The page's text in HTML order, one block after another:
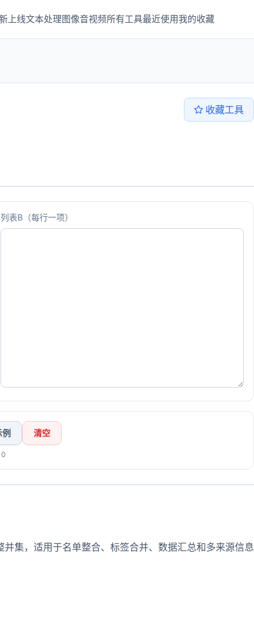
上线文本处理图像音视频所有工具最近使用我的收藏
收藏工具
列表B（每行一项）
清空
0
集，适用于名单整合、标签合并、数据汇总和多来源信息